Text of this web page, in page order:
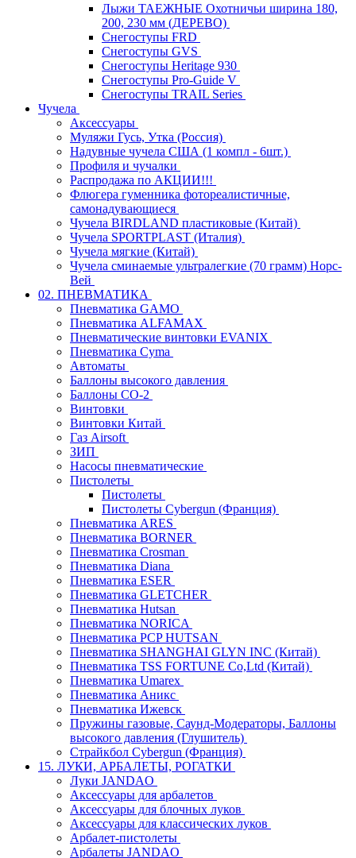
Лыжи ТАЕЖНЫЕ Охотничьи ширина 180,
200, 230 мм (ДЕРЕВО)
Снегоступы FRD
Снегоступы GVS
Снегоступы Heritage 930
Снегоступы Pro-Guide V
Снегоступы TRAIL Series
Чучела
Аксессуары
Муляжи Гусь, Утка (Россия)
Надувные чучела США (1 компл - 6шт.)
Профиля и чучалки
Распродажа по АКЦИИ!!!
Флюгера гуменника фотореалистичные,
самонадувающиеся
Чучела BIRDLAND пластиковые (Китай)
Чучела SPORTPLAST (Италия)
Чучела мягкие (Китай)
Чучела сминаемые ультралегкие (70 грамм) Норс-
Вей
02. ПНЕВМАТИКА
Пневматика GAMO
Пневматика ALFAMAX
Пневматические винтовки EVANIX
Пневматика Cyma
Автоматы
Баллоны высокого давления
Баллоны СО-2
Винтовки
Винтовки Китай
Газ Airsoft
ЗИП
Насосы пневматические
Пистолеты
Пистолеты
Пистолеты Cybergun (Франция)
Пневматика ARES
Пневматика BORNER
Пневматика Crosman
Пневматика Diana
Пневматика ESER
Пневматика GLETCHER
Пневматика Hutsan
Пневматика NORICA
Пневматика PCP HUTSAN
Пневматика SHANGHAI GLYN INC (Китай)
Пневматика TSS FORTUNE Co,Ltd (Китай)
Пневматика Umarex
Пневматика Аникс
Пневматика Ижевск
Пружины газовые, Саунд-Модераторы, Баллоны
высокого давления (Глушитель)
Страйкбол Cybergun (Франция)
15. ЛУКИ, АРБАЛЕТЫ, РОГАТКИ
Луки JANDAO
Аксессуары для арбалетов
Аксессуары для блочных луков
Аксессуары для классических луков
Арбалет-пистолеты
Арбалеты JANDAO